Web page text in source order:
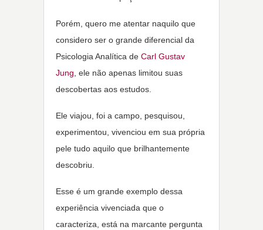
Porém, quero me atentar naquilo que
considero ser o grande diferencial da
Psicologia Analítica de Carl Gustav
Jung, ele não apenas limitou suas
descobertas aos estudos.
Ele viajou, foi a campo, pesquisou,
experimentou, vivenciou em sua própria
pele tudo aquilo que brilhantemente
descobriu.
Esse é um grande exemplo dessa
experiência vivenciada que o
caracteriza, está na marcante pergunta